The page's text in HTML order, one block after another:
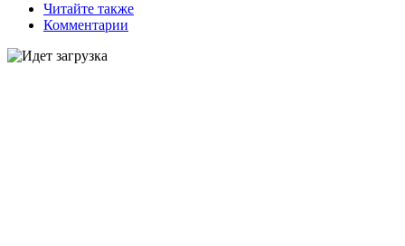
Читайте также
Комментарии